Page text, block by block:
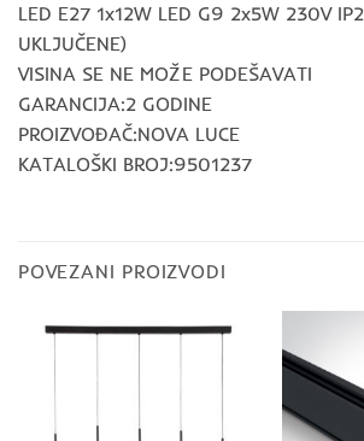
LED E27 1x12W LED G9 2x5W 230V
UKLJUČENE)
VISINA SE NE MOŽE PODEŠAVATI
GARANCIJA:2 GODINE
PROIZVOĐAČ:NOVA LUCE
KATALOŠKI BROJ:9501237
POVEZANI PROIZVODI